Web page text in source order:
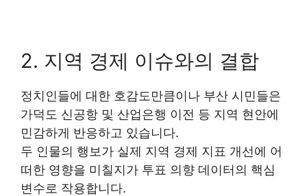
2. 지역 경제 이슈와의 결합
정치인들에 대한 호감도만큼이나 부산 시민들은
가덕도 신공항 및 산업은행 이전 등 지역 현안에
민감하게 반응하고 있습니다.
두 인물의 행보가 실제 지역 경제 지표 개선에 어
떠한 영향을 미칠지가 투표 의향 데이터의 핵심
변수로 작용합니다.